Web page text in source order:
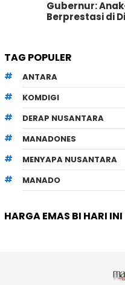
Gubernur:
Berprestasi di
TAG POPULER
ANTARA
KOMDIGI
DERAP NUSANTARA
MANADONES
MENYAPA NUSANTARA
MANADO
HARGA EMAS BI HARI INI